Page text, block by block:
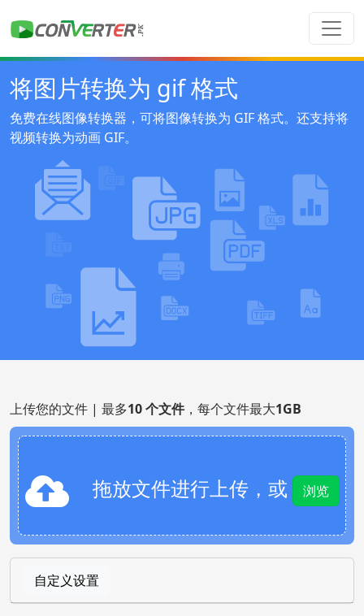
将图片转换为 gif 格式
免费在线图像转换器，可将图像转换为 GIF 格式。还支持将
视频转换为动画 GIF。
上传您的文件 | 最多10 个文件，每个文件最大1GB
拖放文件进行上传，或 浏览
自定义设置